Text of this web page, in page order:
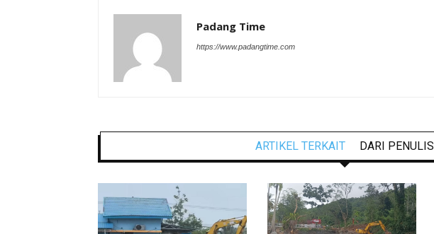
Padang Time
https://www.padangtime.com
ARTIKEL TERKAIT DARI PENULIS